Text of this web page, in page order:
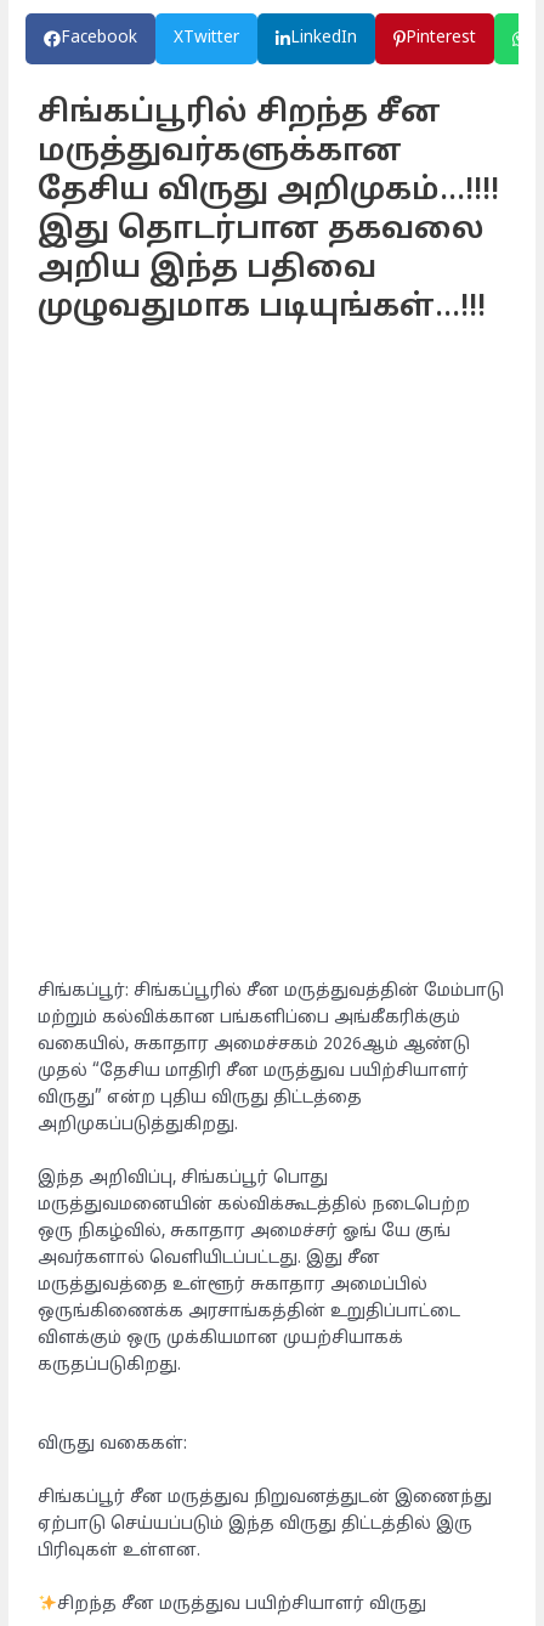
Facebook XTwitter LinkedIn Pinterest
சிங்கப்பூரில் சிறந்த சீன
மருத்துவர்களுக்கான
தேசிய விருது அறிமுகம்...!!!!
இது தொடர்பான தகவலை
அறிய இந்த பதிவை
முழுவதுமாக படியுங்கள்...!!!
சிங்கப்பூர்: சிங்கப்பூரில் சீன மருத்துவத்தின் மேம்பாடு
மற்றும் கல்விக்கான பங்களிப்பை அங்கீகரிக்கும்
வகையில், சுகாதார அமைச்சகம் 2026ஆம் ஆண்டு
முதல் “தேசிய மாதிரி சீன மருத்துவ பயிற்சியாளர்
விருது” என்ற புதிய விருது திட்டத்தை
அறிமுகப்படுத்துகிறது.
இந்த அறிவிப்பு, சிங்கப்பூர் பொது
மருத்துவமனையின் கல்விக்கூடத்தில் நடைபெற்ற
ஒரு நிகழ்வில், சுகாதார அமைச்சர் ஓங் யே குங்
அவர்களால் வெளியிடப்பட்டது. இது சீன
மருத்துவத்தை உள்ளூர் சுகாதார அமைப்பில்
ஒருங்கிணைக்க அரசாங்கத்தின் உறுதிப்பாட்டை
விளக்கும் ஒரு முக்கியமான முயற்சியாகக்
கருதப்படுகிறது.
விருது வகைகள்:
சிங்கப்பூர் சீன மருத்துவ நிறுவனத்துடன் இணைந்து
ஏற்பாடு செய்யப்படும் இந்த விருது திட்டத்தில் இரு
பிரிவுகள் உள்ளன.
சிறந்த சீன மருத்துவ பயிற்சியாளர் விருது